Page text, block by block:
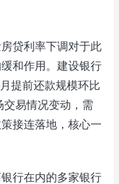
贷利率下调对于此
和作用。建设银行
提前还款规模环比
易情况变动，需
接连落地，核心一
行在内的多家银行